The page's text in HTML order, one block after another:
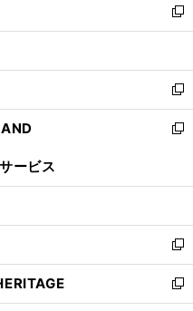
で
開
ド
ウ
開
く
ィ
ン
ウ
で
開
く
い
ウ
ン
ド
ウ
で
新
し
ウ
ィ
ン
ド
開
新
し
い
ン
ウ
で
開
く
新
ウ
ン
ド
ウ
で
開
ービス
新
し
い
ウ
新
し